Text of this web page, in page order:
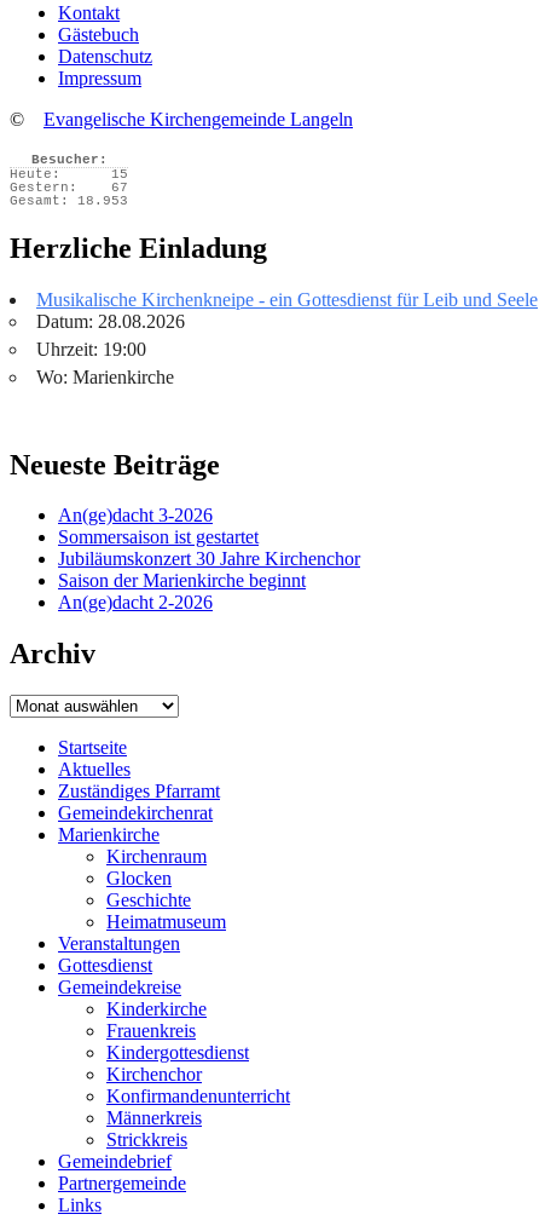
Kontakt
Gästebuch
Datenschutz
Impressum
© Evangelische Kirchengemeinde Langeln
Besucher:
Heute:
15
Gestern:
67
Gesamt:
18.953
Herzliche Einladung
Musikalische Kirchenkneipe - ein Gottesdienst für Leib und Seele
Datum: 28.08.2026
Uhrzeit: 19:00
Wo: Marienkirche
Neueste Beiträge
An(ge)dacht 3-2026
Sommersaison ist gestartet
Jubiläumskonzert 30 Jahre Kirchenchor
Saison der Marienkirche beginnt
An(ge)dacht 2-2026
Archiv
Archiv
Startseite
Aktuelles
Zuständiges Pfarramt
Gemeindekirchenrat
Marienkirche
Kirchenraum
Glocken
Geschichte
Heimatmuseum
Veranstaltungen
Gottesdienst
Gemeindekreise
Kinderkirche
Frauenkreis
Kindergottesdienst
Kirchenchor
Konfirmandenunterricht
Männerkreis
Strickkreis
Gemeindebrief
Partnergemeinde
Links